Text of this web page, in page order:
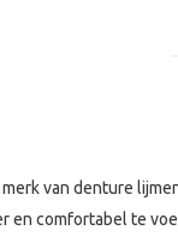
van denture
en comfortabel te